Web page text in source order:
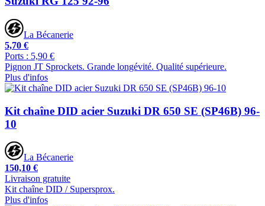
La Bécanerie
5,70 €
Ports : 5,90 €
Pignon JT Sprockets. Grande longévité. Qualité supérieure.
Plus d'infos
Kit chaîne DID acier Suzuki DR 650 SE (SP46B) 96-
10
La Bécanerie
150,10 €
Livraison gratuite
Kit chaîne DID / Supersprox.
Plus d'infos